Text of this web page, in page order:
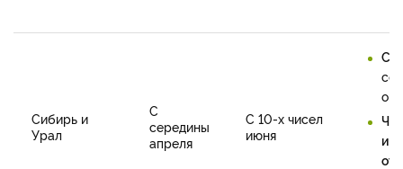
Сибирь и
Урал
С
середины
апреля
С 10-х чисел
июня
и